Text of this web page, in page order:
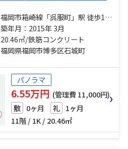
福岡市箱崎線「呉服町」駅 徒歩11
分 福岡市空港線「中洲川端」駅 徒
歩17分 福岡市箱崎線「千代県庁
口」駅 徒歩16分
築年月：2015年 3月
20.46㎡/鉄筋コンクリート
福岡県福岡市博多区石城町
パノラマ
6.55万円 (管理費 11,000円)
敷 0ヶ月 礼 1ヶ月
11階 / 1K / 20.46㎡